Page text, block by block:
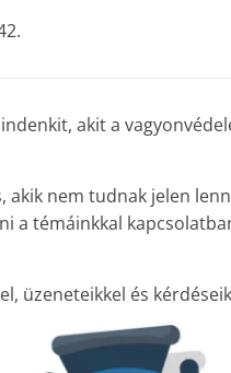
akit a
akik nem tudnak jelen
a témáinkkal
üzeneteikkel és